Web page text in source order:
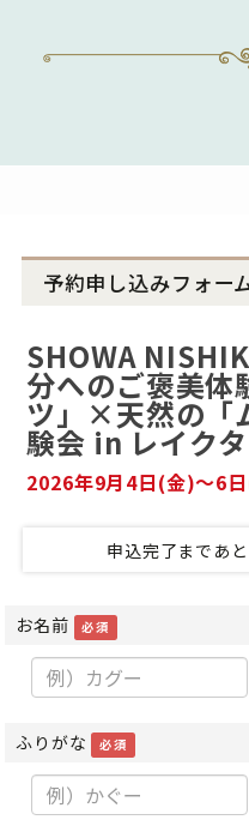
予約申し込みフォー
SHOWA
分へのご褒美体
ツ」×天然の「
験会 in レイク
2026年9月4日(金)〜6
申込完了まであと
お名前 必須
ふりがな 必須